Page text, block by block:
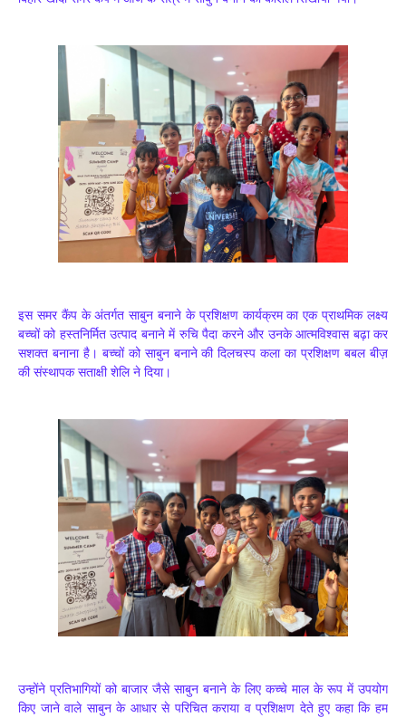
इस समर कैंप के अंतर्गत साबुन बनाने के प्रशिक्षण कार्यक्रम का एक प्राथमिक लक्ष्य
बच्चों को हस्तनिर्मित उत्पाद बनाने में रुचि पैदा करने और उनके आत्मविश्वास बढ़ा कर
सशक्त बनाना है। बच्चों को साबुन बनाने की दिलचस्प कला का प्रशिक्षण बबल बीज़
की संस्थापक सताक्षी शेलि ने दिया।
उन्होंने प्रतिभागियों को बाजार जैसे साबुन बनाने के लिए कच्चे माल के रूप में उपयोग
किए जाने वाले साबुन के आधार से परिचित कराया व प्रशिक्षण देते हुए कहा कि हम